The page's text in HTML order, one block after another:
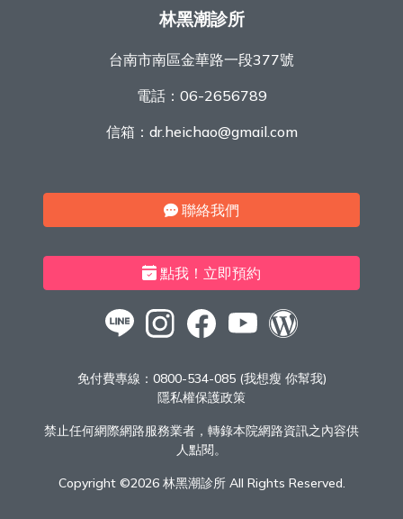
林黑潮診所
台南市南區金華路一段377號
電話： 06-2656789
信箱： dr.heichao@gmail.com
聯絡我們
點我！立即預約
免付費專線： 0800-534-085 (我想瘦 你幫我)
隱私權保護政策
禁止任何網際網路服務業者，轉錄本院網路資訊之內容供
人點閱。
Copyright ©2026 林黑潮診所 All Rights Reserved.